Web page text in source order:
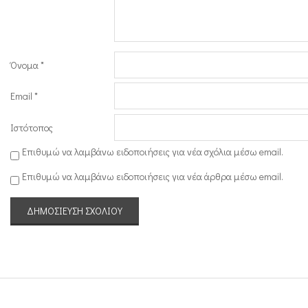
Όνομα *
Email *
Ιστότοπος
Επιθυμώ να λαμβάνω ειδοποιήσεις για νέα σχόλια μέσω email.
Επιθυμώ να λαμβάνω ειδοποιήσεις για νέα άρθρα μέσω email.